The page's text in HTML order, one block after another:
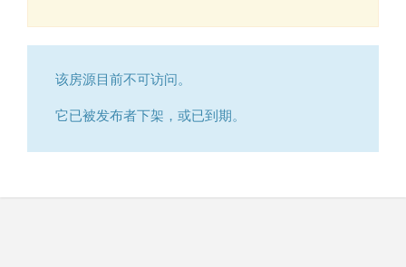
该房源目前不可访问。
它已被发布者下架，或已到期。